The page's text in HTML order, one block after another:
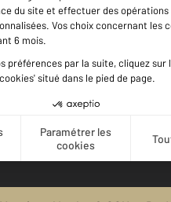
Votre agence est notée
Achat
Location